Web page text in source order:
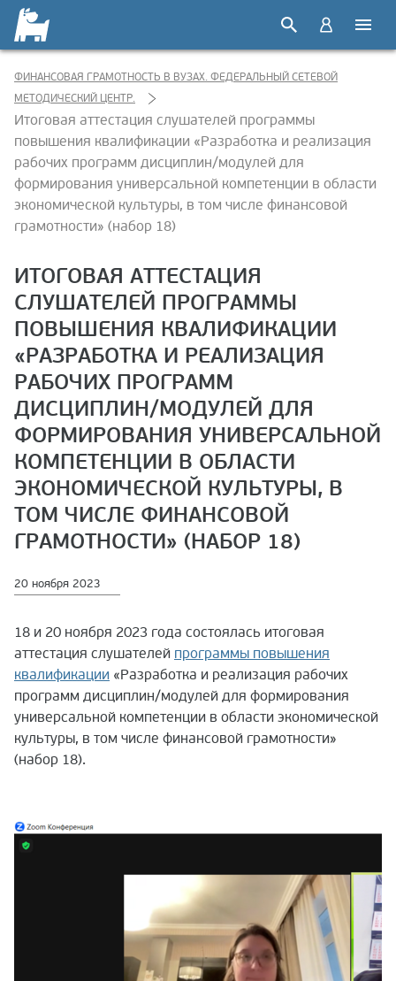
ФИНАНСОВАЯ ГРАМОТНОСТЬ В ВУЗАХ. ФЕДЕРАЛЬНЫЙ СЕТЕВОЙ
МЕТОДИЧЕСКИЙ ЦЕНТР.
Итоговая аттестация слушателей программы
повышения квалификации «Разработка и реализация
рабочих программ дисциплин/модулей для
формирования универсальной компетенции в области
экономической культуры, в том числе финансовой
грамотности» (набор 18)
ИТОГОВАЯ АТТЕСТАЦИЯ
СЛУШАТЕЛЕЙ ПРОГРАММЫ
ПОВЫШЕНИЯ КВАЛИФИКАЦИИ
«РАЗРАБОТКА И РЕАЛИЗАЦИЯ
РАБОЧИХ ПРОГРАММ
ДИСЦИПЛИН/МОДУЛЕЙ ДЛЯ
ФОРМИРОВАНИЯ УНИВЕРСАЛЬНОЙ
КОМПЕТЕНЦИИ В ОБЛАСТИ
ЭКОНОМИЧЕСКОЙ КУЛЬТУРЫ, В
ТОМ ЧИСЛЕ ФИНАНСОВОЙ
ГРАМОТНОСТИ» (НАБОР 18)
20 ноября 2023
18 и 20 ноября 2023 года состоялась итоговая
аттестация слушателей программы повышения
квалификации «Разработка и реализация рабочих
программ дисциплин/модулей для формирования
универсальной компетенции в области экономической
культуры, в том числе финансовой грамотности»
(набор 18).